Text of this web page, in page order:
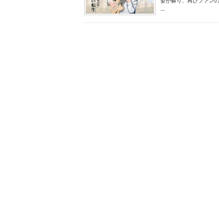
...